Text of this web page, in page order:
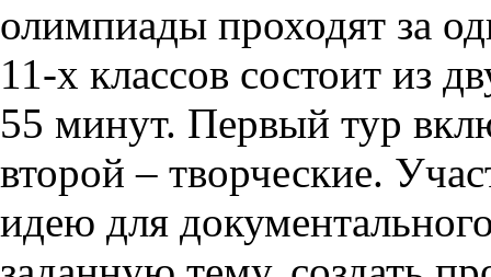
олимпиады проходят за
11-х классов состоит из
55 минут. Первый тур
второй – творческие.
идею для